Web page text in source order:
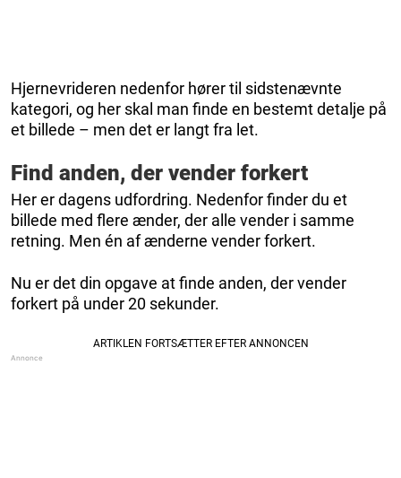
Hjernevrideren nedenfor hører til sidstenævnte
kategori, og her skal man finde en bestemt detalje på
et billede – men det er langt fra let.
Find anden, der vender forkert
Her er dagens udfordring. Nedenfor finder du et
billede med flere ænder, der alle vender i samme
retning. Men én af ænderne vender forkert.
Nu er det din opgave at finde anden, der vender
forkert på under 20 sekunder.